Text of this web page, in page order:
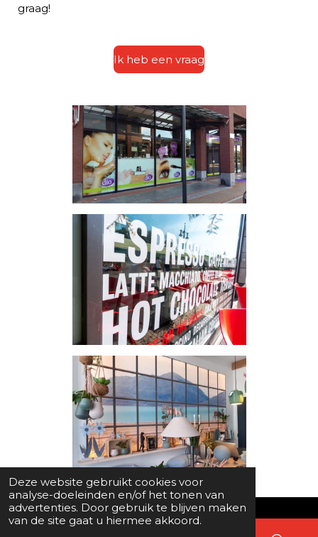
Deze website gebruikt cookies voor
analyse-doeleinden en/of het tonen van
advertenties. Door gebruik te blijven maken
van de site gaat u hiermee akkoord.
graag!
Ik heb een vraag